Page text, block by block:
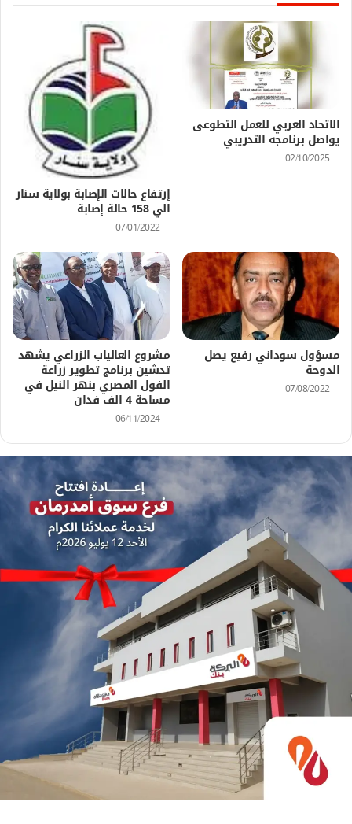
الاتحاد العربي للعمل التطوعى
يواصل برنامجه التدريبي
02/10/2025
إرتفاع حالات الإصابة بولاية سنار
الي 158 حالة إصابة
07/01/2022
مسؤول سوداني رفيع يصل
الدوحة
07/08/2022
مشروع العالياب الزراعي يشهد
تدشين برنامج تطوير زراعة
الفول المصري بنهر النيل في
مساحة 4 الف فدان
06/11/2024